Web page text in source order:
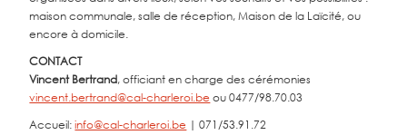
maison communale, salle de réception, Maison de la Laïcité, ou
encore à domicile.
CONTACT
Vincent Bertrand, officiant en charge des cérémonies
vincent.bertrand@cal-charleroi.be ou 0477/98.70.03
Accueil:info@cal-charleroi.be | 071/53.91.72